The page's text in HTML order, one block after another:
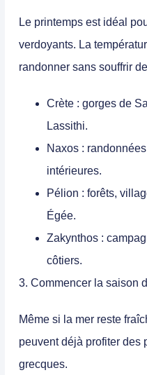
Le printemps est idéal
verdoyants. La
randonner sans souffrir
Crète : gorges de
Lassithi.
Naxos :
intérieures.
Pélion : forêts,
Égée.
Zakynthos :
côtiers.
3. Commencer la saison
Même si la mer reste
peuvent déjà profiter des
grecques.